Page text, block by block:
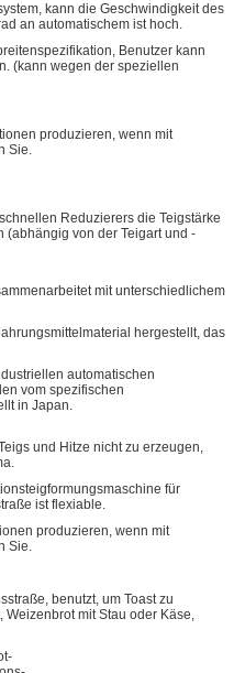
kann die Geschwindigkeit des
an automatischem ist hoch.
Benutzer kann
(kann wegen der speziellen
produzieren, wenn mit
Sie.
Reduzierers die Teigstärke
(abhängig von der Teigart und -
mit unterschiedlichem
hergestellt, das
automatischen
vom spezifischen
in Japan.
und Hitze nicht zu erzeugen,
für
ist flexiable.
produzieren, wenn mit
Sie.
benutzt, um Toast zu
mit Stau oder Käse,